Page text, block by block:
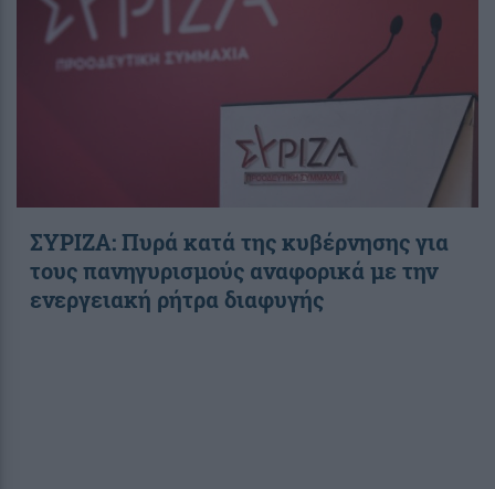
ΣΥΡΙΖΑ: Πυρά κατά της κυβέρνησης για
τους πανηγυρισμούς αναφορικά με την
ενεργειακή ρήτρα διαφυγής